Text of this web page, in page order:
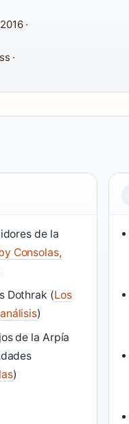
·
·
de la
Consolas,
Dothrak (Los
)
de la Arpía
)